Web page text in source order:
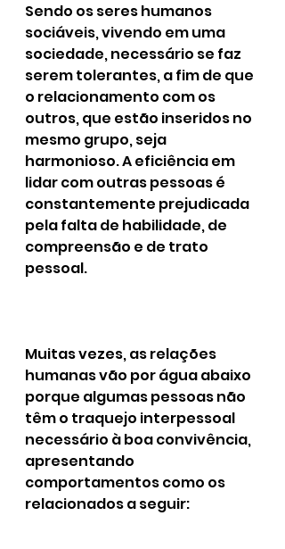
Sendo os seres humanos
sociáveis, vivendo em uma
sociedade, necessário se faz
serem tolerantes, a fim de que
o relacionamento com os
outros, que estão inseridos no
mesmo grupo, seja
harmonioso. A eficiência em
lidar com outras pessoas é
constantemente prejudicada
pela falta de habilidade, de
compreensão e de trato
pessoal.
Muitas vezes, as relações
humanas vão por água abaixo
porque algumas pessoas não
têm o traquejo interpessoal
necessário à boa convivência,
apresentando
comportamentos como os
relacionados a seguir: